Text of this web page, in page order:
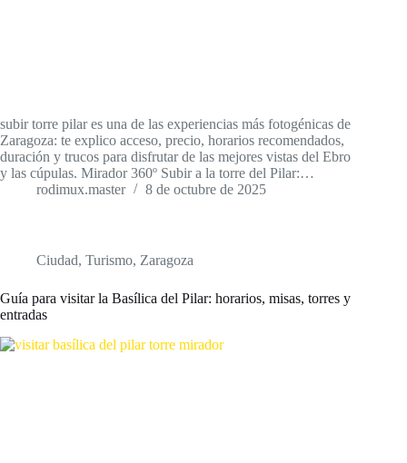
subir torre pilar es una de las experiencias más fotogénicas de
Zaragoza: te explico acceso, precio, horarios recomendados,
duración y trucos para disfrutar de las mejores vistas del Ebro
y las cúpulas. Mirador 360º Subir a la torre del Pilar:…
rodimux.master
8 de octubre de 2025
Ciudad, Turismo, Zaragoza
Guía para visitar la Basílica del Pilar: horarios, misas, torres y
entradas